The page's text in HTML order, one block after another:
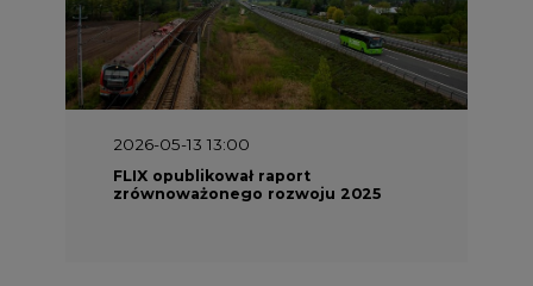
2026-05-13 13:00
FLIX opublikował raport
zrównoważonego rozwoju 2025